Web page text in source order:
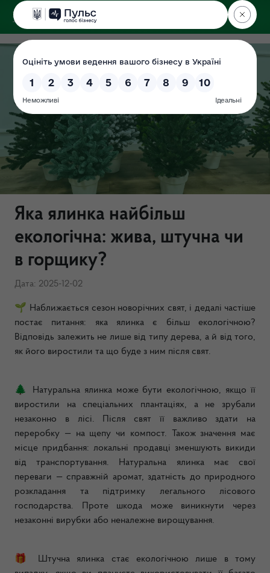
ДЕРЖЕКОІНСПЕКЦІЯ
Яка ялинка найбільш
екологічна: жива, штучна чи
в горщику?
Дата: 2025-12-02
🌱 Наближається сезон новорічних свят, і дедалі частіше
постає питання: яка ялинка є більш екологічною?
Відповідь залежить не лише від типу дерева, а й від того,
як його виростили та що буде з ним після свят.
🌲
Натуральна ялинка може бути екологічною, якщо її
виростили на спеціальних плантаціях, а не зрубали
незаконно в лісі. Після свят її важливо здати на
переробку — на щепу чи компост. Також значення має
місце придбання: локальні продавці зменшують викиди
від транспортування. Натуральна ялинка має свої
переваги — справжній аромат, здатність до природного
розкладання та підтримку легального лісового
господарства. Проте шкода може виникнути через
незаконні вирубки або неналежне вирощування.
🎁
Штучна ялинка стає екологічною лише в тому